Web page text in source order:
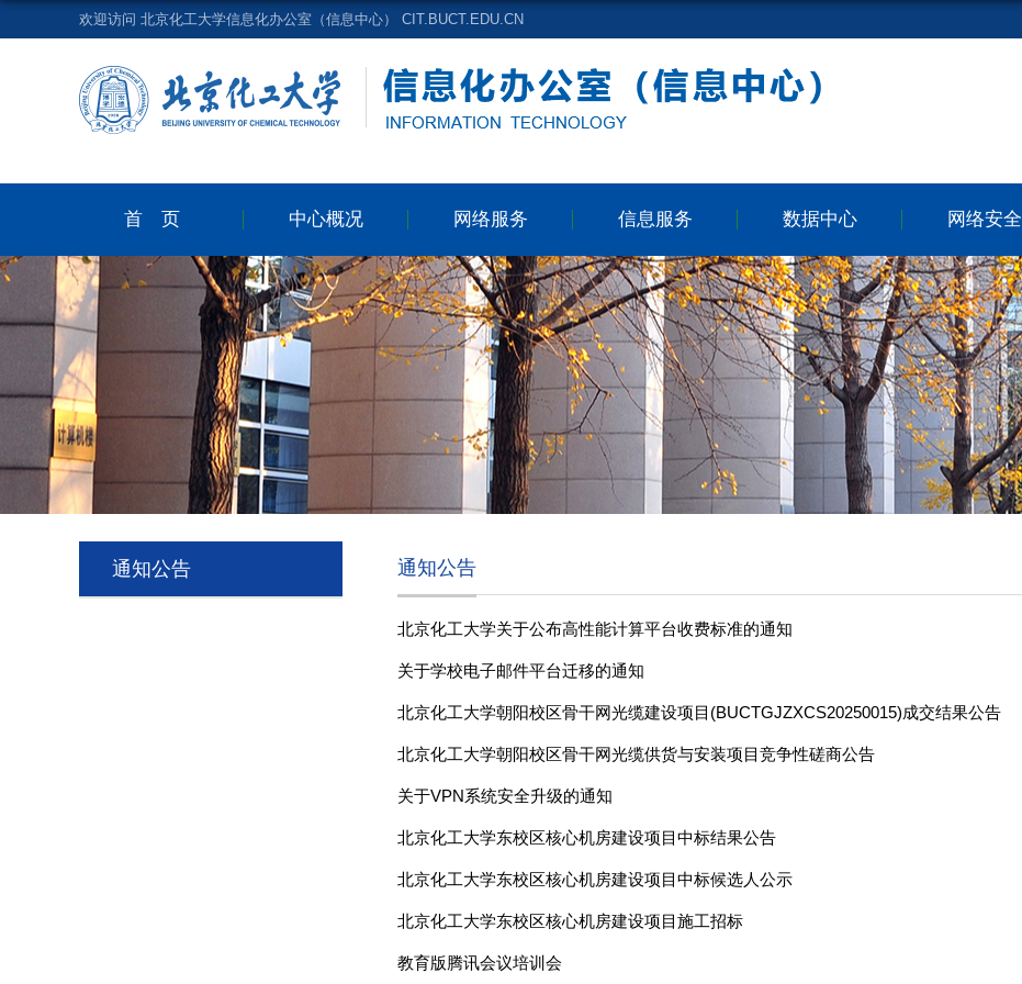
欢迎访问 北京化工大学信息化办公室（信息中心） CIT.BUCT.EDU.CN
首页 中心概况 网络服务 信息服务 数据中心 网络安全
通知公告 通知公告
北京化工大学关于公布高性能计算平台收费标准的通知
关于学校电子邮件平台迁移的通知
北京化工大学朝阳校区骨干网光缆建设项目(BUCTGJZXCS20250015)成交结果公告
北京化工大学朝阳校区骨干网光缆供货与安装项目竞争性磋商公告
关于VPN系统安全升级的通知
北京化工大学东校区核心机房建设项目中标结果公告
北京化工大学东校区核心机房建设项目中标候选人公示
北京化工大学东校区核心机房建设项目施工招标
教育版腾讯会议培训会